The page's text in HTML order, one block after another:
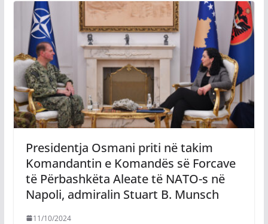
Presidentja Osmani priti në takim
Komandantin e Komandës së Forcave
të Përbashkëta Aleate të NATO-s në
Napoli, admiralin Stuart B. Munsch
11/10/2024